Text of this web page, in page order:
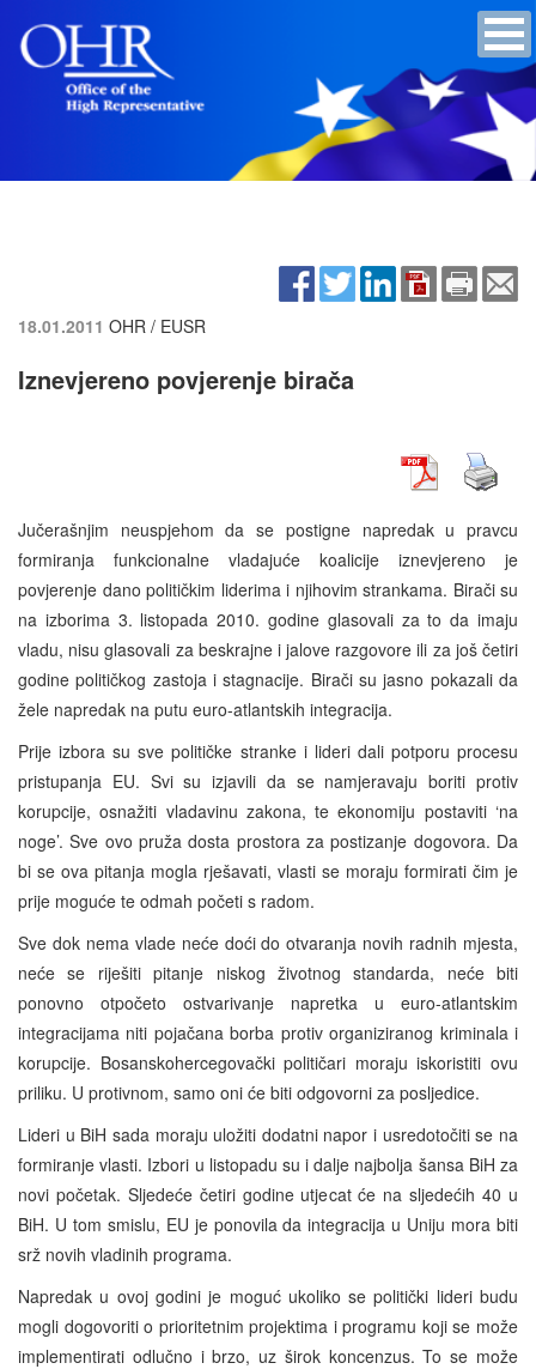
18.01.2011 OHR / EUSR
Iznevjereno povjerenje birača
Jučerašnjim neuspjehom da se postigne napredak u pravcu
formiranja funkcionalne vladajuće koalicije iznevjereno je
povjerenje dano političkim liderima i njihovim strankama. Birači su
na izborima 3. listopada 2010. godine glasovali za to da imaju
vladu, nisu glasovali za beskrajne i jalove razgovore ili za još četiri
godine političkog zastoja i stagnacije. Birači su jasno pokazali da
žele napredak na putu euro-atlantskih integracija.
Prije izbora su sve političke stranke i lideri dali potporu procesu
pristupanja EU. Svi su izjavili da se namjeravaju boriti protiv
korupcije, osnažiti vladavinu zakona, te ekonomiju postaviti ‘na
noge’. Sve ovo pruža dosta prostora za postizanje dogovora. Da
bi se ova pitanja mogla rješavati, vlasti se moraju formirati čim je
prije moguće te odmah početi s radom.
Sve dok nema vlade neće doći do otvaranja novih radnih mjesta,
neće se riješiti pitanje niskog životnog standarda, neće biti
ponovno otpočeto ostvarivanje napretka u euro-atlantskim
integracijama niti pojačana borba protiv organiziranog kriminala i
korupcije. Bosanskohercegovački političari moraju iskoristiti ovu
priliku. U protivnom, samo oni će biti odgovorni za posljedice.
Lideri u BiH sada moraju uložiti dodatni napor i usredotočiti se na
formiranje vlasti. Izbori u listopadu su i dalje najbolja šansa BiH za
novi početak. Sljedeće četiri godine utjecat će na sljedećih 40 u
BiH. U tom smislu, EU je ponovila da integracija u Uniju mora biti
srž novih vladinih programa.
Napredak u ovoj godini je moguć ukoliko se politički lideri budu
mogli dogovoriti o prioritetnim projektima i programu koji se može
implementirati odlučno i brzo, uz širok koncenzus. To se može